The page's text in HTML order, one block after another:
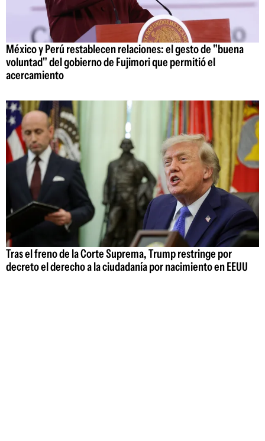
México y Perú restablecen relaciones: el gesto de "buena
voluntad" del gobierno de Fujimori que permitió el
acercamiento
Tras el freno de la Corte Suprema, Trump restringe por
decreto el derecho a la ciudadanía por nacimiento en EEUU